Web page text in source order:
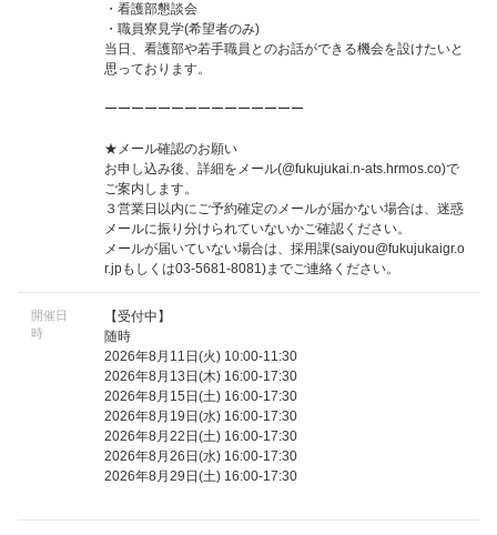
・看護部懇談会
・職員寮見学(希望者のみ)
当日、看護部や若手職員とのお話ができる機会を設けたいと
思っております。
ーーーーーーーーーーーーーーー
★メール確認のお願い
お申し込み後、詳細をメール(@fukujukai.n-ats.hrmos.co)で
ご案内します。
３営業日以内にご予約確定のメールが届かない場合は、迷惑
メールに振り分けられていないかご確認ください。
メールが届いていない場合は、採用課(saiyou@fukujukaigr.o
r.jpもしくは03-5681-8081)までご連絡ください。
開催日
時
【受付中】
随時
2026年8月11日(火) 10:00-11:30
2026年8月13日(木) 16:00-17:30
2026年8月15日(土) 16:00-17:30
2026年8月19日(水) 16:00-17:30
2026年8月22日(土) 16:00-17:30
2026年8月26日(水) 16:00-17:30
2026年8月29日(土) 16:00-17:30